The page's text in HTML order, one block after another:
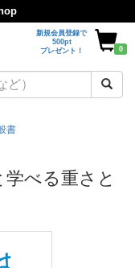
新規会員登録で
500pt
プレゼント！
0
書
べる重さと